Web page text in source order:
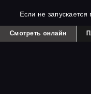
Если не запускается
Смотреть онлайн